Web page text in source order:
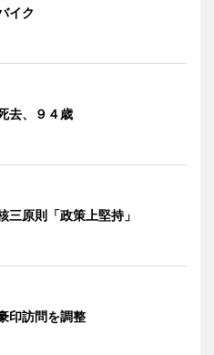
イク
去、９４歳
三原則「政策上堅持」
印訪問を調整